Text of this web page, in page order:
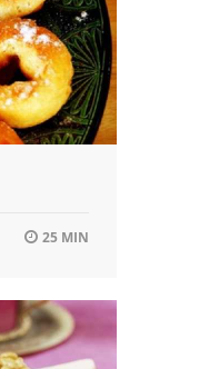
25 MIN